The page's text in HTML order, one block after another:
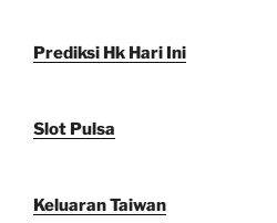
Prediksi Hk Hari Ini
Slot Pulsa
Keluaran Taiwan